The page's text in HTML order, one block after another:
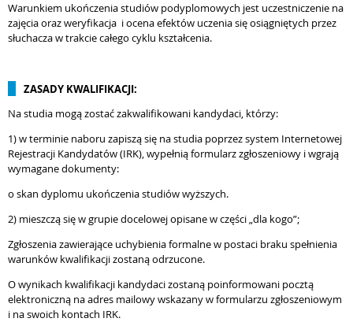
Warunkiem ukończenia studiów podyplomowych jest uczestniczenie na
zajęcia oraz weryfikacja i ocena efektów uczenia się osiągniętych przez
słuchacza w trakcie całego cyklu kształcenia.
ZASADY KWALIFIKACJI:
Na studia mogą zostać zakwalifikowani kandydaci, którzy:
1) w terminie naboru zapiszą się na studia poprzez system Internetowej
Rejestracji Kandydatów (IRK), wypełnią formularz zgłoszeniowy i wgrają
wymagane dokumenty:
o skan dyplomu ukończenia studiów wyższych.
2) mieszczą się w grupie docelowej opisane w części „dla kogo”;
Zgłoszenia zawierające uchybienia formalne w postaci braku spełnienia
warunków kwalifikacji zostaną odrzucone.
O wynikach kwalifikacji kandydaci zostaną poinformowani pocztą
elektroniczną na adres mailowy wskazany w formularzu zgłoszeniowym
i na swoich kontach IRK.